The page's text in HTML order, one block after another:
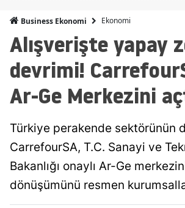
Business Ekonomi Ekonomi
Alışverişte yapay
devrimi!
Ar-Ge Merkezini
Türkiye perakende sektörünün
CarrefourSA, T.C. Sanayi ve
Bakanlığı onaylı Ar-Ge
dönüşümünü resmen